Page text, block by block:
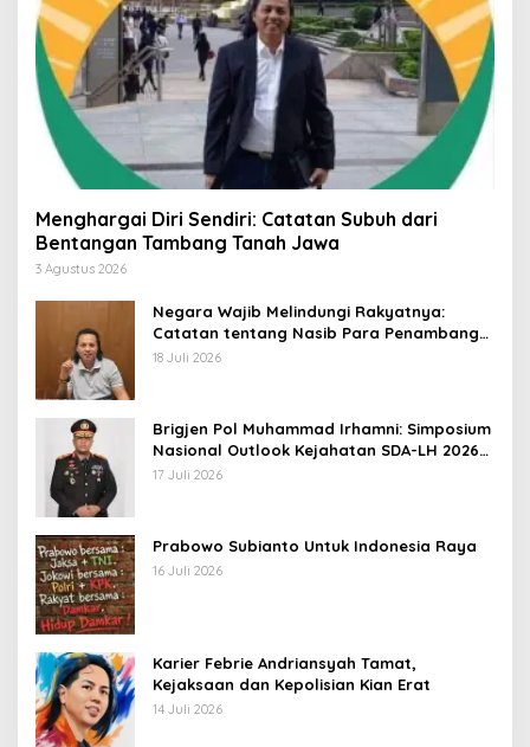
Menghargai Diri Sendiri: Catatan Subuh dari
Bentangan Tambang Tanah Jawa
3 Agustus 2026
Negara Wajib Melindungi Rakyatnya:
Catatan tentang Nasib Para Penambang
Belerang Kawah Ijen
18 Juli 2026
Brigjen Pol Muhammad Irhamni: Simposium
Nasional Outlook Kejahatan SDA-LH 2026–
2030 Beri Banyak Masukan Bagi APH
17 Juli 2026
Prabowo Subianto Untuk Indonesia Raya
16 Juli 2026
Karier Febrie Andriansyah Tamat,
Kejaksaan dan Kepolisian Kian Erat
14 Juli 2026